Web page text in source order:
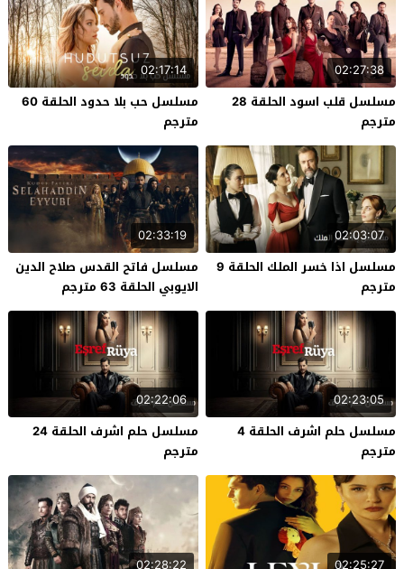
02:27:38
مسلسل قلب اسود الحلقة 28
مترجم
02:17:14
مسلسل حب بلا حدود الحلقة 60
مترجم
02:03:07
مسلسل اذا خسر الملك الحلقة 9
مترجم
02:33:19
مسلسل فاتح القدس صلاح الدين
الايوبي الحلقة 63 مترجم
02:23:05
مسلسل حلم اشرف الحلقة 4
مترجم
02:22:06
مسلسل حلم اشرف الحلقة 24
مترجم